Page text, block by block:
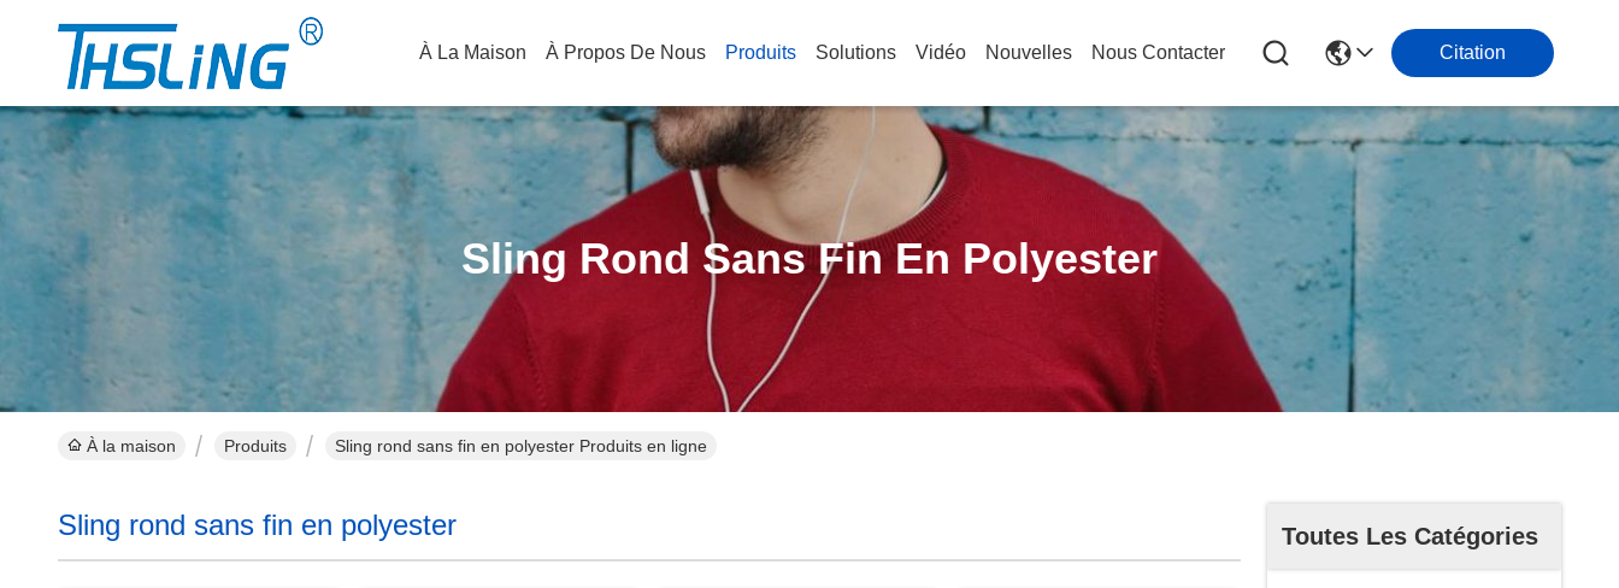
À La Maison À Propos De Nous Produits Solutions Vidéo Nouvelles Nous Contacter Citation
Sling Rond Sans Fin En Polyester
À la maison Produits Sling rond sans fin en polyester Produits en ligne
Toutes Les Catégories
Sling rond sans fin en polyester